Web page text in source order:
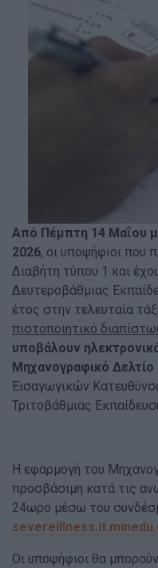
Aπό Πέμπτη 14 Μαΐου
2026, oι υποψήφιοι που
Διαβήτη τύπου 1 και
Δευτεροβάθμιας
έτος στην τελευταία
πιστοποιητικό
υποβάλουν
Μηχανογραφικό Δελτίο
Εισαγωγικών
Τριτοβάθμιας
Η εφαρμογή του
προσβάσιμη κατά τις
24ωρο μέσω του
Οι υποψήφιοι θα